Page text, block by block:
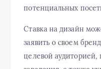
потенциальных
Ставка на дизайн
заявить о своем
целевой